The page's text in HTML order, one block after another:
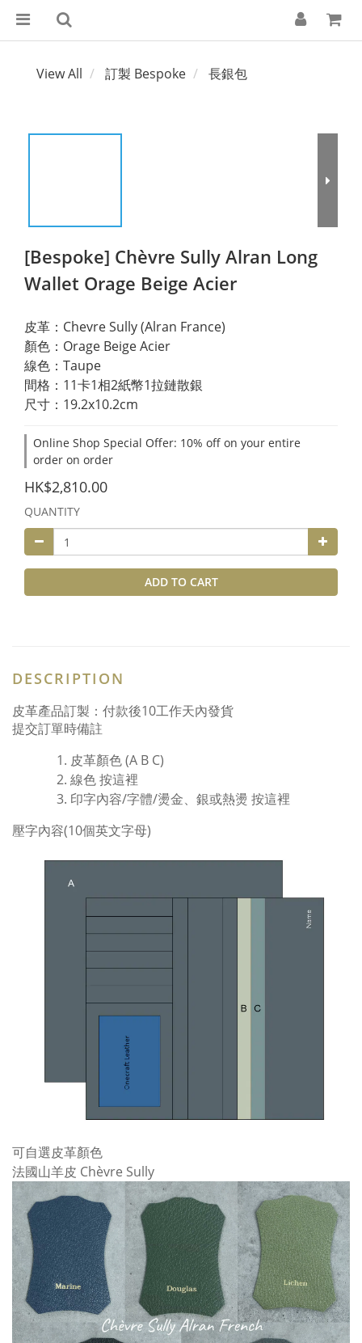
View All 訂製 Bespoke 長銀包
[Bespoke] Chèvre Sully Alran Long
Wallet Orage Beige Acier
皮革：Chevre Sully (Alran France)
顏色：Orage Beige Acier
線色：Taupe
間格：11卡1相2紙幣1拉鏈散銀
尺寸：19.2x10.2cm
Online Shop Special Offer: 10% off on your entire
order on order
HK$2,810.00
QUANTITY
ADD TO CART
DESCRIPTION
皮革產品訂製：付款後10工作天內發貨
提交訂單時備註
皮革顏色 (A B C)
線色按這裡
印字內容/字體/燙金、銀或熱燙 按這裡
壓字內容(10個英文字母)
可自選皮革顏色
法國山羊皮 Chèvre Sully